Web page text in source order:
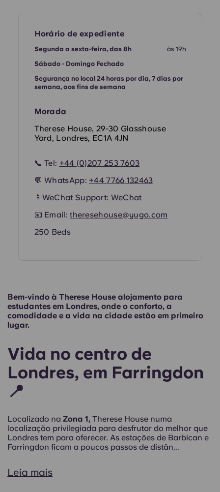
French
Portuguese
Bem-vindo à Therese House alojamento para
estudantes em Londres, onde o conforto, a
comodidade e a vida na cidade estão em primeiro
lugar.
Vida no centro de
Londres, em Farringdon
📍
Localizado na Zona 1, Therese House numa
localização privilegiada para desfrutar do melhor que
Londres tem para oferecer. As estações de Barbican e
Farringdon ficam a poucos passos de distân...
Leia mais
Horário de expediente
Segunda a sexta-feira, das 8h
às 19h
Sábado - Domingo Fechado
Segurança no local 24 horas por dia, 7 dias por
semana, aos fins de semana
Morada
Therese House, 29-30 Glasshouse
Yard, Londres, EC1A 4JN
📞 Tel: +44 (0)207 253 7603
💬 WhatsApp: +447766 132463
📱WeChat Support: WeChat
📧 Email:theresehouse@yugo.com
250 Beds